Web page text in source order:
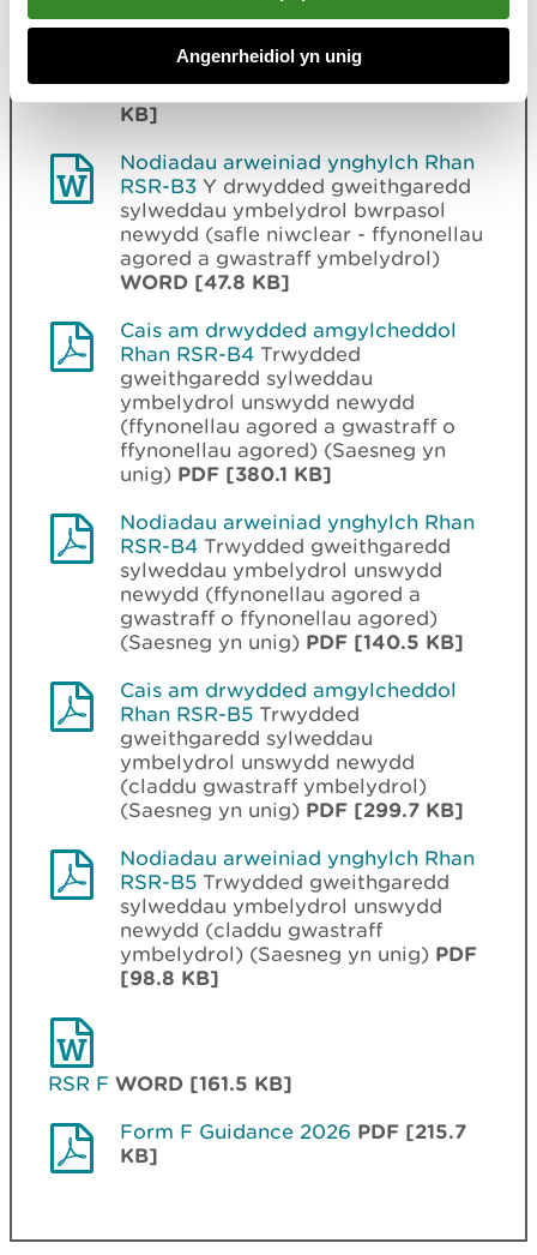
Angenrheidiol yn unig
gweithgaredd sylweddau
niwclear - ffynonellau agored a
gwastraff ymbelydrol)WORD [93.0
KB]
Nodiadau arweiniad ynghylch Rhan
RSR-B3 Y drwydded gweithgaredd
sylweddau ymbelydrol bwrpasol
newydd (safle niwclear - ffynonellau
agored a gwastraff ymbelydrol)
WORD [47.8 KB]
Cais am drwydded amgylcheddol
Rhan RSR-B4 Trwydded
gweithgaredd sylweddau
ymbelydrol unswydd newydd
(ffynonellau agored a gwastraff o
ffynonellau agored) (Saesneg yn
unig) PDF [380.1 KB]
Nodiadau arweiniad ynghylch Rhan
RSR-B4 Trwydded gweithgaredd
sylweddau ymbelydrol unswydd
newydd (ffynonellau agored a
gwastraff o ffynonellau agored)
(Saesneg yn unig) PDF [140.5 KB]
Cais am drwydded amgylcheddol
Rhan RSR-B5 Trwydded
gweithgaredd sylweddau
ymbelydrol unswydd newydd
(claddu gwastraff ymbelydrol)
(Saesneg yn unig) PDF [299.7 KB]
Nodiadau arweiniad ynghylch Rhan
RSR-B5 Trwydded gweithgaredd
sylweddau ymbelydrol unswydd
newydd (claddu gwastraff
ymbelydrol) (Saesneg yn unig) PDF
[98.8 KB]
RSR F WORD [161.5 KB]
Form F Guidance 2026 PDF [215.7
KB]